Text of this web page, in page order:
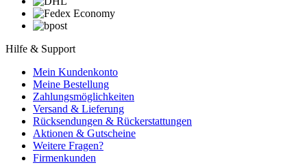
Hilfe & Support
Mein Kundenkonto
Meine Bestellung
Zahlungsmöglichkeiten
Versand & Lieferung
Rücksendungen & Rückerstattungen
Aktionen & Gutscheine
Weitere Fragen?
Firmenkunden